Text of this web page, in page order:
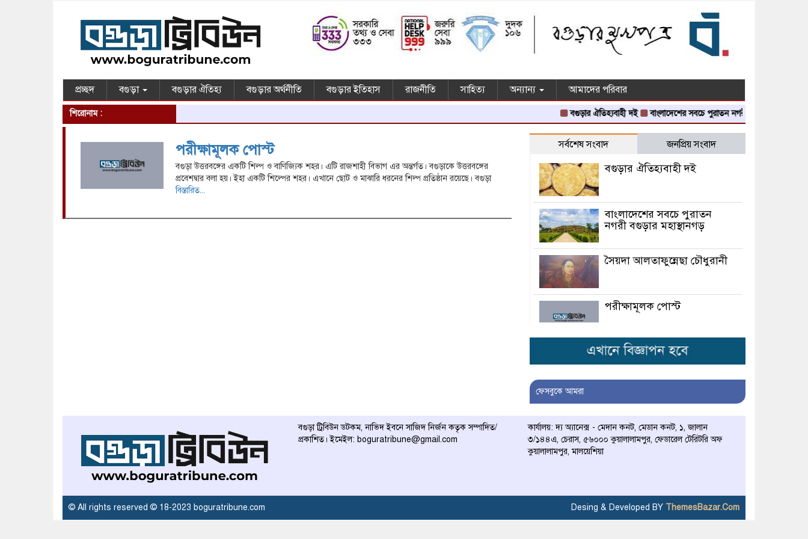
প্রচ্ছদ বগুড়া বগুড়ার ঐতিহ্য বগুড়ার অর্থনীতি বগুড়ার ইতিহাস রাজনীতি সাহিত্য অন্যান্য আমাদের পরিবার
শিরোনাম : বগুড়ার ঐতিহ্যবাহী দই বাংলাদেশের সবচে পুরাতন নগরী বগুড়ার মহাস্থানগড়
পরীক্ষামূলক পোস্ট
বগুড়া উত্তরবঙ্গের একটি শিল্প ও বাণিজ্যিক শহর। এটি রাজশাহী বিভাগ এর অন্তর্গত। বগুড়াকে উত্তরবঙ্গের
প্রবেশদ্বার বলা হয়। ইহা একটি শিল্পের শহর। এখানে ছোট ও মাঝারি ধরনের শিল্প প্রতিষ্ঠান রয়েছে। বগুড়া
বিস্তারিত...
সর্বশেষ সংবাদ জনপ্রিয় সংবাদ
বগুড়ার ঐতিহ্যবাহী দই
বাংলাদেশের সবচে পুরাতন
নগরী বগুড়ার মহাস্থানগড়
সৈয়দা আলতাফুন্নেছা চৌধুরানী
পরীক্ষামূলক পোস্ট
মির্জা গালিব : মসজিদে মদ্যপান
প্রসঙ্গ
প্রকৃতি পুরুষকে সর্বাপেক্ষা উন্নত
মানুষের পশ্চাদ্দেশেই তাহা
পাইবেন
ফেসবুকে আমরা
বগুড়া ট্রিবিউন ডটকম, নাভিদ ইবনে সাজিদ নির্জন কতৃক সম্পাদিত/
প্রকাশিত। ইমেইল: boguratribune@gmail.com
কার্যালয়: দ্য অ্যানেক্স - মেদান কনট, মেডান কনট, ১, জালান
৩/১৪৪এ, চেরাস, ৫৬০০০ কুয়ালালামপুর, ফেডারেল টেরিটরি অফ
কুয়ালালামপুর, মালয়েশিয়া
© All rights reserved © 18-2023 boguratribune.com Desing & Developed BY ThemesBazar.Com